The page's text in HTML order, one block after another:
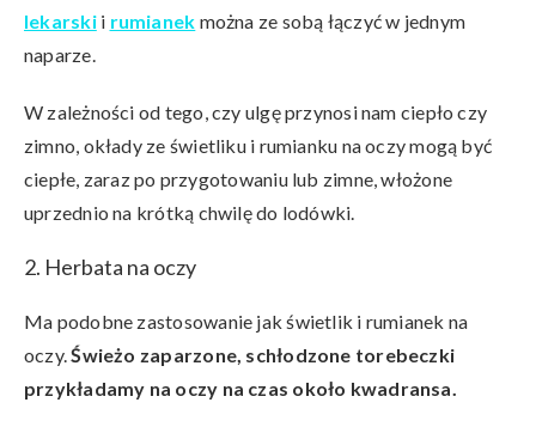
lekarskii rumianek można ze sobą łączyć w jednym
naparze.
W zależności od tego, czy ulgę przynosi nam ciepło czy
zimno, okłady ze świetliku i rumianku na oczy mogą być
ciepłe, zaraz po przygotowaniu lub zimne, włożone
uprzednio na krótką chwilę do lodówki.
2. Herbata na oczy
Ma podobne zastosowanie jak świetlik i rumianek na
oczy.Świeżo zaparzone, schłodzone torebeczki
przykładamy na oczy na czas około kwadransa.